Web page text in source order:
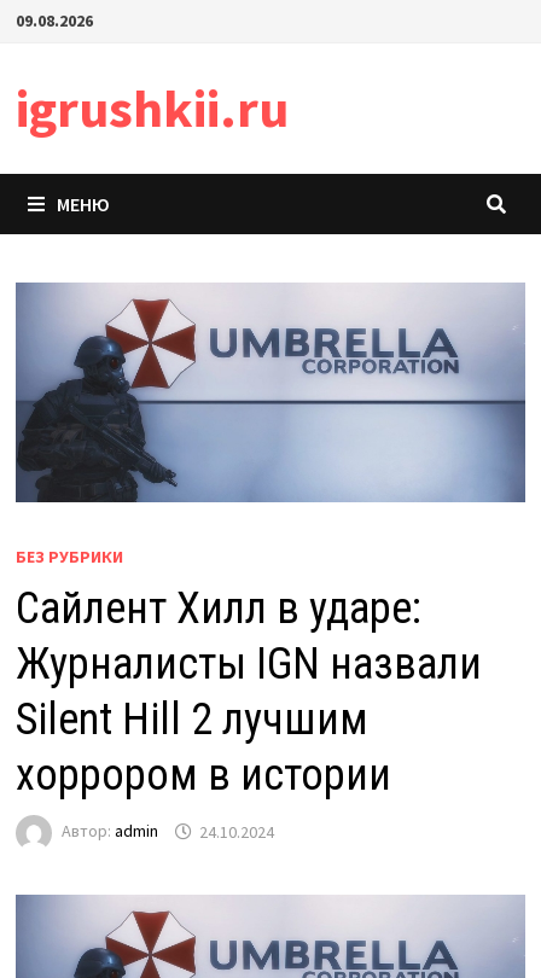
Перейти
09.08.2026
igrushkii.ru
МЕНЮ
БЕЗ РУБРИКИ
Сайлент Хилл в ударе:
Журналисты IGN назвали
Silent Hill 2 лучшим
хоррором в истории
Автор: admin 24.10.2024